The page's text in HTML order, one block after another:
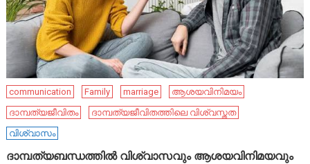
communication Family marriage
ആശയവിനിമയം
ദാമ്പത്യജീവിതം
ദാമ്പത്യജീവിതത്തിലെ വിശ്വസ്തത
വിശ്വാസം
ദാമ്പത്യബന്ധത്തിൽ വിശ്വാസവും ആശയവിനിമയവും